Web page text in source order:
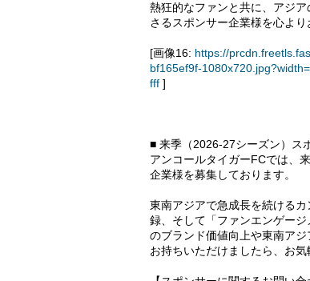
熱狂的なファンと共に、アジ
さるスポンサー企業様を心より
[画像16: https://
bf165ef9f-
fff ]
■ 来季（2026-27シーズン）ス
アンコールタイガーFCでは、
企業様を募集しております。
東南アジアで急成長を続ける
録、そして「ファンエンゲー
のブランド価値向上や東南ア
お持ちいただけましたら、お